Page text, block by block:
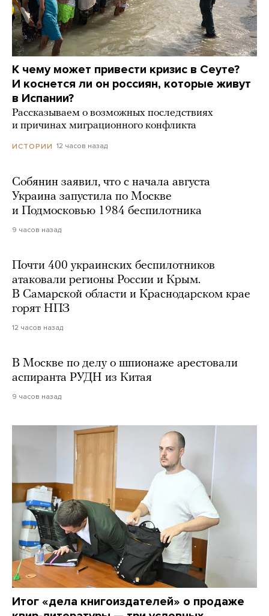
К чему может привести кризис в Сеуте?
И коснется ли он россиян, которые живут
в Испании?
Рассказываем о возможных последствиях
и причинах миграционного конфликта
ИСТОРИИ 12 часов назад
Собянин заявил, что с начала августа
Украина запустила по Москве
и Подмосковью 1984 беспилотника
9 часов назад
Почти 400 украинских беспилотников
атаковали регионы России и Крым.
В Самарской области и Краснодарском крае
горят НПЗ
12 часов назад
В Москве по делу о шпионаже арестовали
аспиранта РУДН из Китая
9 часов назад
Итог «дела книгоиздателей» о продаже